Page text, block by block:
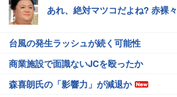
あれ、絶対マツコだよね? 赤裸々
台風の発生ラッシュが続く可能性
商業施設で面識ないJCを殴ったか
森喜朗氏の「影響力」が減退か